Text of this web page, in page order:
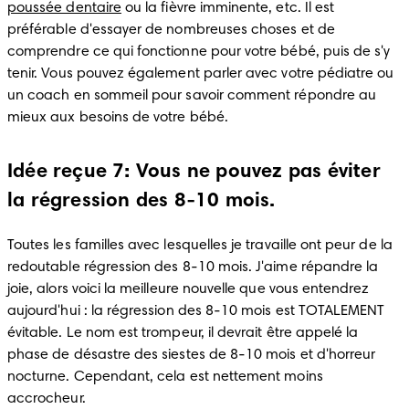
poussée dentaire ou la fièvre imminente, etc. Il est
préférable d'essayer de nombreuses choses et de
comprendre ce qui fonctionne pour votre bébé, puis de s'y
tenir. Vous pouvez également parler avec votre pédiatre ou
un coach en sommeil pour savoir comment répondre au
mieux aux besoins de votre bébé.
Idée reçue 7: Vous ne pouvez pas éviter
la régression des 8-10 mois.
Toutes les familles avec lesquelles je travaille ont peur de la
redoutable régression des 8-10 mois. J'aime répandre la
joie, alors voici la meilleure nouvelle que vous entendrez
aujourd'hui : la régression des 8-10 mois est TOTALEMENT
évitable. Le nom est trompeur, il devrait être appelé la
phase de désastre des siestes de 8-10 mois et d'horreur
nocturne. Cependant, cela est nettement moins
accrocheur.